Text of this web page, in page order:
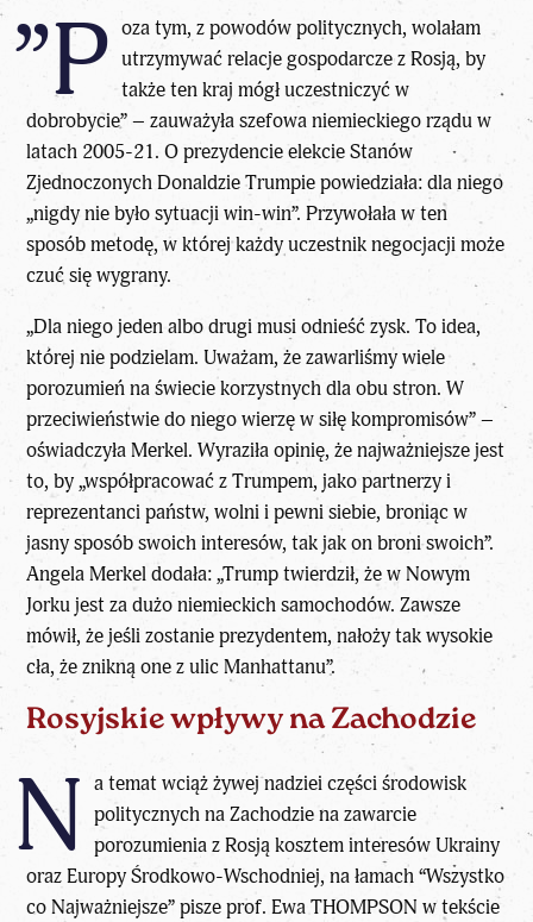
”P oza tym, z powodów politycznych, wolałam
utrzymywać relacje gospodarcze z Rosją, by
także ten kraj mógł uczestniczyć w
dobrobycie” – zauważyła szefowa niemieckiego rządu w
latach 2005-21. O prezydencie elekcie Stanów
Zjednoczonych Donaldzie Trumpie powiedziała: dla niego
„nigdy nie było sytuacji win-win”. Przywołała w ten
sposób metodę, w której każdy uczestnik negocjacji może
czuć się wygrany.
„Dla niego jeden albo drugi musi odnieść zysk. To idea,
której nie podzielam. Uważam, że zawarliśmy wiele
porozumień na świecie korzystnych dla obu stron. W
przeciwieństwie do niego wierzę w siłę kompromisów” –
oświadczyła Merkel. Wyraziła opinię, że najważniejsze jest
to, by „współpracować z Trumpem, jako partnerzy i
reprezentanci państw, wolni i pewni siebie, broniąc w
jasny sposób swoich interesów, tak jak on broni swoich”.
Angela Merkel dodała: „Trump twierdził, że w Nowym
Jorku jest za dużo niemieckich samochodów. Zawsze
mówił, że jeśli zostanie prezydentem, nałoży tak wysokie
cła, że znikną one z ulic Manhattanu”.
Rosyjskie wpływy na Zachodzie
N a temat wciąż żywej nadziei części środowisk
politycznych na Zachodzie na zawarcie
porozumienia z Rosją kosztem interesów Ukrainy
oraz Europy Środkowo-Wschodniej, na łamach “Wszystko
co Najważniejsze” piszeprof. Ewa THOMPSON w tekście